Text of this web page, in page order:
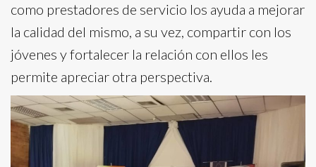
como prestadores de servicio los ayuda a mejorar
la calidad del mismo, a su vez, compartir con los
jóvenes y fortalecer la relación con ellos les
permite apreciar otra perspectiva.